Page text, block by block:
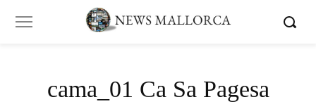
cama_01 Ca Sa Pagesa